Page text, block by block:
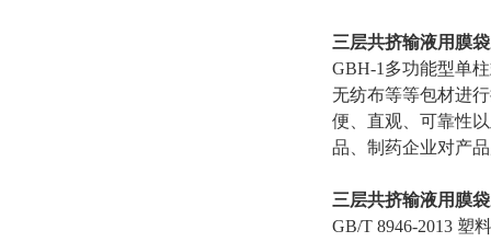
三层共挤输液用膜
GBH-1多功能型单
无纺布等等包材进
便、直观、可靠性
品、制药企业对产
三层共挤输液用膜
GB/T 8946-2013 塑